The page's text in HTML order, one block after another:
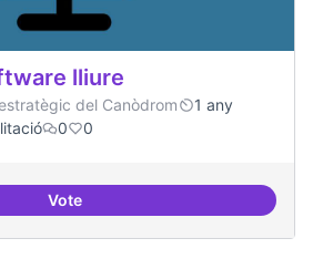
lliure
del Canòdrom
1 any
0 0
VoteComunitat software lliure